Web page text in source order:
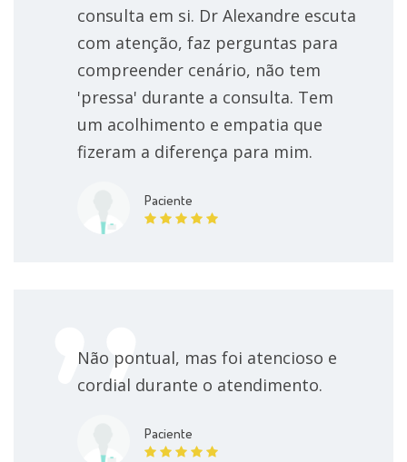
consulta em si. Dr Alexandre escuta
com atenção, faz perguntas para
compreender cenário, não tem
'pressa' durante a consulta. Tem
um acolhimento e empatia que
fizeram a diferença para mim.
Paciente
Não pontual, mas foi atencioso e
cordial durante o atendimento.
Paciente